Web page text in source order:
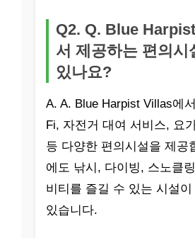
Q2. Q. Blue
서 제공하는 편의시
있나요?
A. A. Blue Harpist Villas에
Fi, 자전거 대여 서비스, 요
등 다양한 편의시설을 제공
에도 낚시, 다이빙, 스노클
비티를 즐길 수 있는 시설이
있습니다.